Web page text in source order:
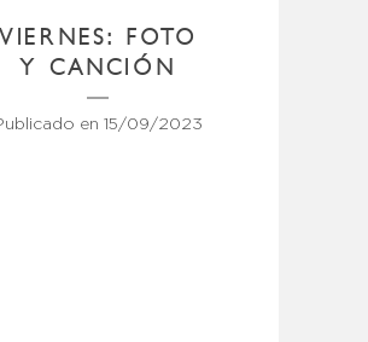
VIERNES: FOTO
Y CANCIÓN
en 15/09/2023